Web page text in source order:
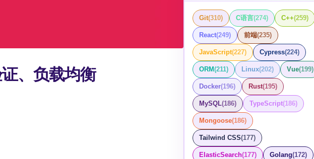
、负载均衡
Git(310) C语言(274) C++(259)
React(249) 前端(235)
JavaScript(227) Cypress(224)
ORM(211) Linux(202) Vue(199)
Docker(196) Rust(195)
MySQL(186) TypeScript(186)
Mongoose(186)
Tailwind CSS(177)
ElasticSearch(177) Golang(172)